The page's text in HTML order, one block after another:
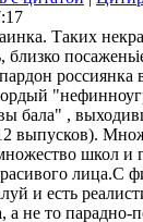
Таких
близко
россиянка
бала" ,
выпусков).
школ
лица.С
и есть
а не то парадно-